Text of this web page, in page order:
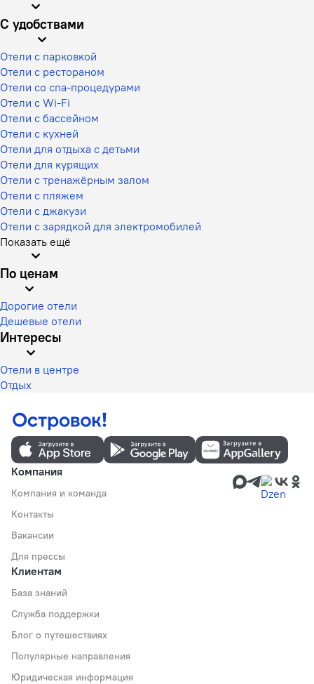
С удобствами
Отели с парковкой
Отели с рестораном
Отели со спа-процедурами
Отели с Wi-Fi
Отели с бассейном
Отели с кухней
Отели для отдыха с детьми
Отели для курящих
Отели с тренажёрным залом
Отели с пляжем
Отели с джакузи
Отели с зарядкой для электромобилей
Показать ещё
По ценам
Дорогие отели
Дешевые отели
Интересы
Отели в центре
Отдых
Компания
Компания и команда
Контакты
Вакансии
Для прессы
Клиентам
База знаний
Служба поддержки
Блог о путешествиях
Популярные направления
Юридическая информация